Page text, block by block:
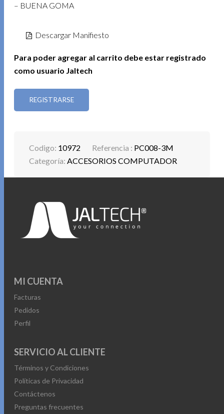
– BUENA GOMA
Descargar Manifiesto
Para poder agregar al carrito debe estar registrado
como usuario Jaltech
REGISTRARSE
Codigo: 10972 Referencia : PC008-3M
Categoría: ACCESORIOS COMPUTADOR
MI CUENTA
Facturas
Pedidos
Perfil
SERVICIO AL CLIENTE
Términos y Condiciones
Políticas de Privacidad
Contáctenos
Preguntas frecuentes